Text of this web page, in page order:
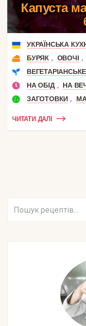
Капуста
УКРАЇНСЬКА
БУРЯК , ОВОЧІ ,
НА ОБІД ,
НА
ЗАГОТОВКИ ,
ЧИТАТИ ДАЛІ